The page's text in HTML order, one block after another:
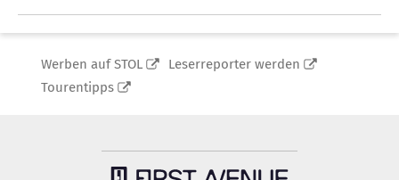
Werben auf STOL
Leserreporter werden
Tourentipps